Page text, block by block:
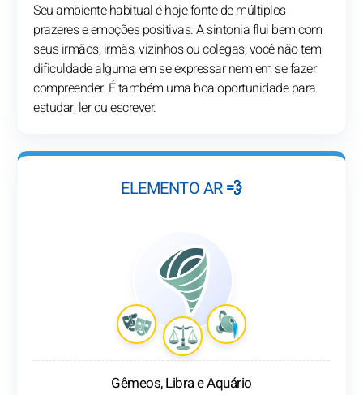
Seu ambiente habitual é hoje fonte de múltiplos
prazeres e emoções positivas. A sintonia flui bem com
seus irmãos, irmãs, vizinhos ou colegas; você não tem
dificuldade alguma em se expressar nem em se fazer
compreender. É também uma boa oportunidade para
estudar, ler ou escrever.
ELEMENTO AR 💨
Gêmeos, Libra e Aquário